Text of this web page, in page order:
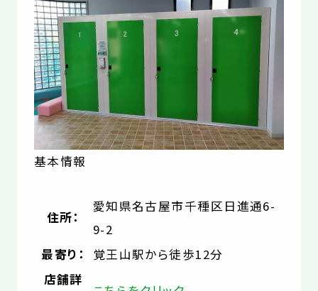
基本情報
住所：
愛知県名古屋市千種区日進通6-
9-2
最寄り：
覚王山駅から徒歩12分
店舗詳